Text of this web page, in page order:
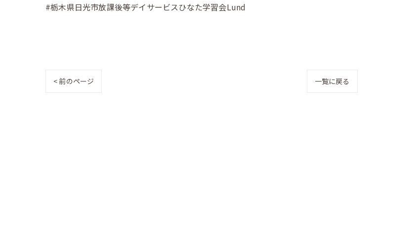
#栃木県日光市放課後等デイサービスひなた学習会Lund
< 前のページ 一覧に戻る